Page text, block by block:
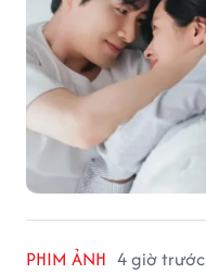
PHIM ẢNH 4 giờ trước